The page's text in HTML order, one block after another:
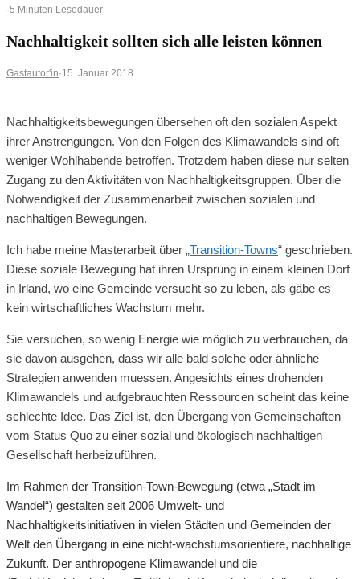
·5 Minuten Lesedauer
Nachhaltigkeit sollten sich alle leisten können
Gastautor'in·15. Januar 2018
Nachhaltigkeitsbewegungen übersehen oft den sozialen Aspekt
ihrer Anstrengungen. Von den Folgen des Klimawandels sind oft
weniger Wohlhabende betroffen. Trotzdem haben diese nur selten
Zugang zu den Aktivitäten von Nachhaltigkeitsgruppen. Über die
Notwendigkeit der Zusammenarbeit zwischen sozialen und
nachhaltigen Bewegungen.
Ich habe meine Masterarbeit über „Transition-Towns“ geschrieben.
Diese soziale Bewegung hat ihren Ursprung in einem kleinen Dorf
in Irland, wo eine Gemeinde versucht so zu leben, als gäbe es
kein wirtschaftliches Wachstum mehr.
Sie versuchen, so wenig Energie wie möglich zu verbrauchen, da
sie davon ausgehen, dass wir alle bald solche oder ähnliche
Strategien anwenden muessen. Angesichts eines drohenden
Klimawandels und aufgebrauchten Ressourcen scheint das keine
schlechte Idee. Das Ziel ist, den Übergang von Gemeinschaften
vom Status Quo zu einer sozial und ökologisch nachhaltigen
Gesellschaft herbeizuführen.
Im Rahmen der Transition-Town-Bewegung (etwa „Stadt im
Wandel“) gestalten seit 2006 Umwelt- und
Nachhaltigkeitsinitiativen in vielen Städten und Gemeinden der
Welt den Übergang in eine nicht-wachstumsorientiere, nachhaltige
Zukunft. Der anthropogene Klimawandel und die